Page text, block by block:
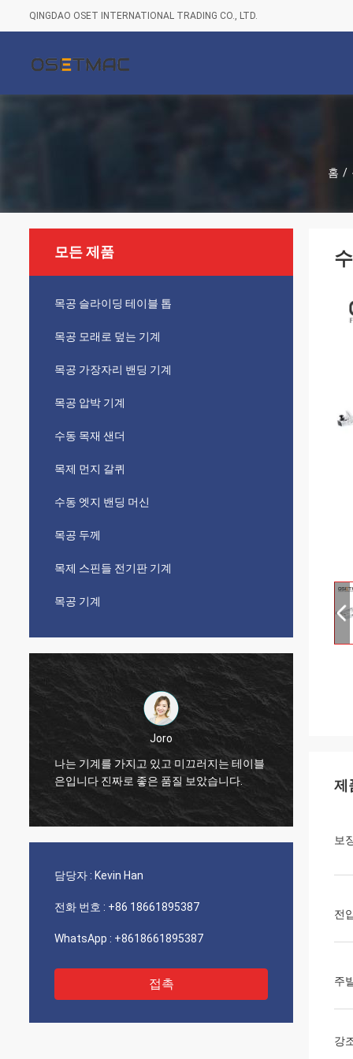
QINGDAO OSET INTERNATIONAL TRADING CO., LTD.
홈 /
모든 제품
목공 슬라이딩 테이블 톱
목공 모래로 덮는 기계
목공 가장자리 밴딩 기계
목공 압박 기계
수동 목재 샌더
목제 먼지 갈퀴
수동 엣지 밴딩 머신
목공 두께
목제 스핀들 전기판 기계
목공 기계
Joro
나는 기계를 가지고 있고 미끄러지는 테이블
은입니다 진짜로 좋은 품질 보았습니다.
은입
담당자 : Kevin Han
전화 번호 : +86 18661895387
WhatsApp : +8618661895387
접촉
제
보
전
주
강